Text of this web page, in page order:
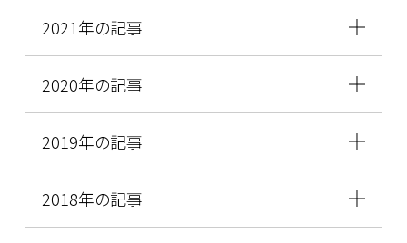
2021年の記事
2020年の記事
2019年の記事
2018年の記事